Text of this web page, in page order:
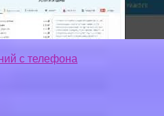
с телефона